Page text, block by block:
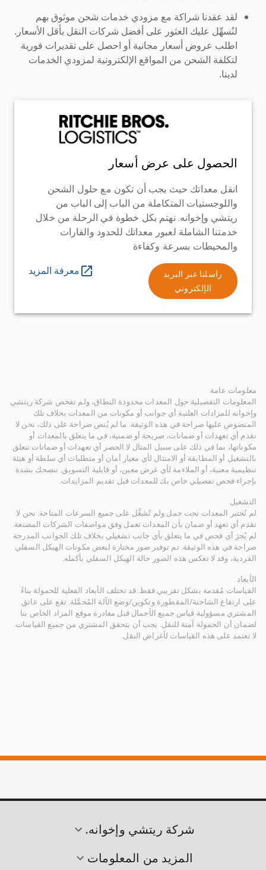
لقد عقدنا شراكة مع مزودي خدمات شحن موثوق بهم
لنُسهِّل عليك العثور على أفضل شركات النقل بأقل الأسعار.
اطلب عروض أسعار مجانية أو احصل على تقديرات فورية
لتكلفة الشحن من المواقع الإلكترونية لمزودي الخدمات
لدينا.
الحصول على عرض أسعار
انقل معداتك حيث يجب أن تكون مع حلول الشحن
واللوجستيات المتكاملة من الباب إلى الباب من
ريتشي وإخوانه. نهتم بكل خطوة في الرحلة من خلال
خدمتنا الشاملة لعبور معداتك للحدود والقارات
والمحيطات بسرعة وكفاءة
راسلنا عبر البريد
الإلكتروني
معرفة المزيد
معلومات عامة
المعلومات التفصيلية حول المعدات محدودة النطاق، ولم تفحص شركة ريتشي
وإخوانه للمزادات العلنية أي جوانب أو مكونات من المعدات بخلاف تلك
المنصوص عليها صراحة في هذه الوثيقة. ما لم يُنص صراحة على ذلك، نحن لا
نقدم أي تعهدات أو ضمانات، صريحة أو ضمنية، في ما يتعلق بالمعدات أو
مكوناتها، بما في ذلك على سبيل المثال لا الحصر أي تعهدات أو ضمانات تتعلق
بالتشغيل أو المطابقة أو الامتثال لأي معيار أمان أو متطلبات أي سلطة أو هيئة
تنظيمية معنية، أو الملاءمة لأي غرض معين، أو قابلية التسويق. ننصحك بشدة
بإجراء فحص تفصيلي خاص بك للمعدات قبل تقديم المزايدات.
التشغيل
لم تُختبر المعدات تحت حمل ولم تُشغَّل على جميع السرعات المتاحة. نحن لا
نقدم أي تعهد أو ضمان بأن المعدات تعمل وفق مواصفات الشركات المصنعة.
لم يُجرَ أي فحص في ما يتعلق بأي جانب تشغيلي بخلاف تلك الجوانب المدرجة
صراحة في هذه الوثيقة. تم توفير صور مختارة لبعض مكونات الهيكل السفلي
الفردية، وقد لا تعكس هذه الصور حالة الهيكل السفلي بأكمله.
الأبعاد
القياسات مُقدمة بشكل تقريبي فقط. قد تختلف الأبعاد الفعلية للحمولة بناءً
على ارتفاع الشاحنة/المقطورة وتكوين/وضع الآلة المُحمَّلة. تقع على عاتق
المشتري مسؤولية قياس جميع الأحمال قبل مغادرة موقع المزاد الخاص بنا
لضمان أن الحمولة آمنة للنقل. يجب أن يتحقق المشتري من جميع القياسات.
لا تعتمد على هذه القياسات لأغراض النقل.
شركة ريتشي وإخوانه.
المزيد من المعلومات